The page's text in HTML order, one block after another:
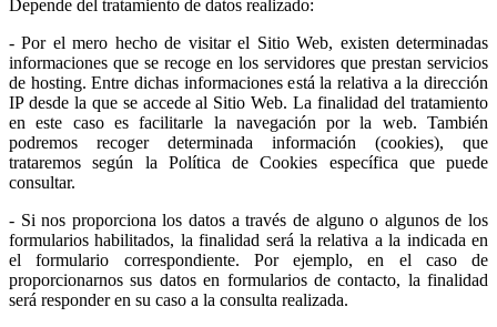
Depende del tratamiento de datos realizado:
- Por el mero hecho de visitar el Sitio Web, existen determinadas
informaciones que se recoge en los servidores que prestan servicios
de hosting. Entre dichas informaciones está la relativa a la dirección
IP desde la que se accede al Sitio Web. La finalidad del tratamiento
en este caso es facilitarle la navegación por la web. También
podremos recoger determinada información (cookies), que
trataremos según la Política de Cookies específica que puede
consultar.
- Si nos proporciona los datos a través de alguno o algunos de los
formularios habilitados, la finalidad será la relativa a la indicada en
el formulario correspondiente. Por ejemplo, en el caso de
proporcionarnos sus datos en formularios de contacto, la finalidad
será responder en su caso a la consulta realizada.